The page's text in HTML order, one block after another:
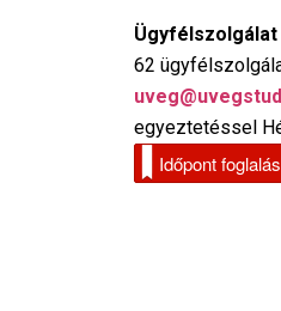
62
egyeztetéssel
Időpont